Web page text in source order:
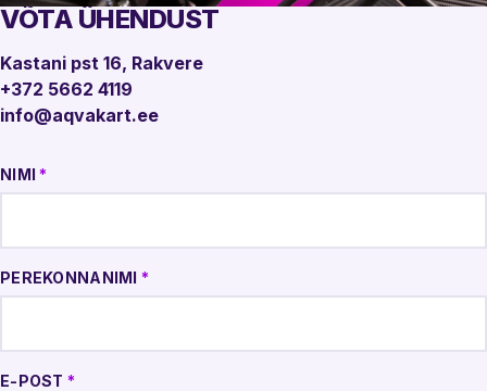
RSX2
SÄRTSU TÄIS
Rooli display ja Boost-nupp teevad võidusõidu veelgi
VÕTA ÜHENDUST
Kastani pst 16, Rakvere
+372 5662 4119
info@aqvakart.ee
NIMI*
PEREKONNANIMI *
E-POST *